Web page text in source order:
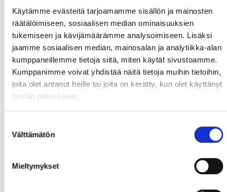
Käytämme evästeitä tarjoamamme sisällön ja mainosten
räätälöimiseen, sosiaalisen median ominaisuuksien
tukemiseen ja kävijämäärämme analysoimiseen. Lisäksi
jaamme sosiaalisen median, mainosalan ja analytiikka-alan
kumppaneillemme tietoja siitä, miten käytät sivustoamme.
Kumppanimme voivat yhdistää näitä tietoja muihin tietoihin,
joita olet antanut heille tai joita on kerätty, kun olet käyttänyt
heidän palvelujaan.
valinta
Välttämätön
Mieltymykset
#38 Tallberg, Teemu - #23 Immonen, Jarkko - #28
Kivimäki, Samuli
#77 Peltola, Niko - #7 Generous, Matt
#3 Bertrand, Charles - #90 Tessier, Kelsey - #21
Körkkö, Tomi
#8 Valkonen, Joonas - #81 Gröndahl, Ari
#87 Hattunen, Jarkko - #36 Kokkala, Lassi - #11
#48 Pukka, Mikko - #41 Manninen, Oskari